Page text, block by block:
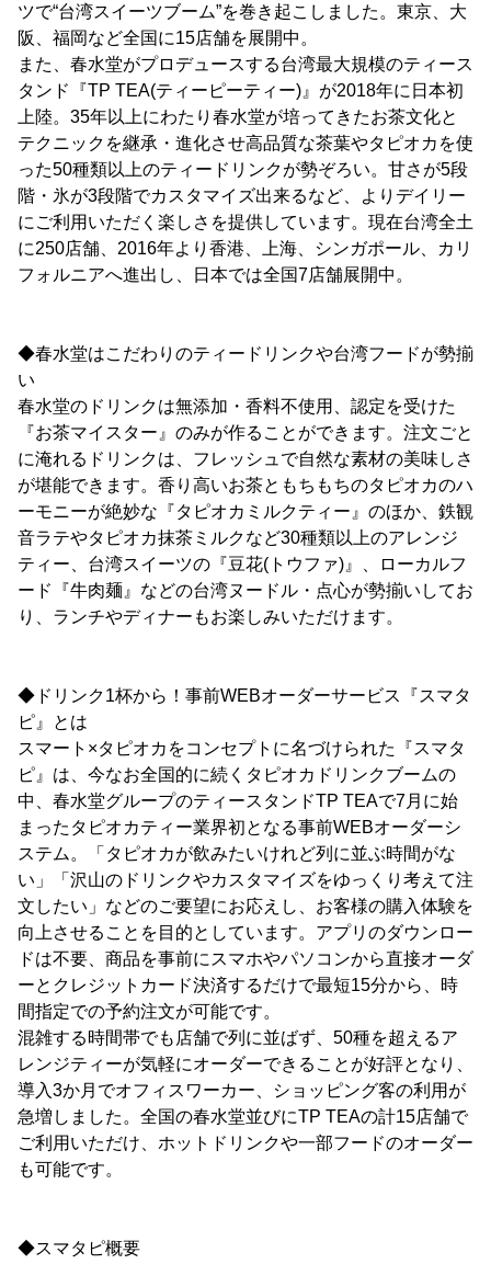
ツで“台湾スイーツブーム”を巻き起こしました。東京、大
阪、福岡など全国に15店舗を展開中。
また、春水堂がプロデュースする台湾最大規模のティース
タンド『TP TEA(ティーピーティー)』が2018年に日本初
上陸。35年以上にわたり春水堂が培ってきたお茶文化と
テクニックを継承・進化させ高品質な茶葉やタピオカを使
った50種類以上のティードリンクが勢ぞろい。甘さが5段
階・氷が3段階でカスタマイズ出来るなど、よりデイリー
にご利用いただく楽しさを提供しています。現在台湾全土
に250店舗、2016年より香港、上海、シンガポール、カリ
フォルニアへ進出し、日本では全国7店舗展開中。
◆春水堂はこだわりのティードリンクや台湾フードが勢揃
い
春水堂のドリンクは無添加・香料不使用、認定を受けた
『お茶マイスター』のみが作ることができます。注文ごと
に淹れるドリンクは、フレッシュで自然な素材の美味しさ
が堪能できます。香り高いお茶ともちもちのタピオカのハ
ーモニーが絶妙な『タピオカミルクティー』のほか、鉄観
音ラテやタピオカ抹茶ミルクなど30種類以上のアレンジ
ティー、台湾スイーツの『豆花(トウファ)』、ローカルフ
ード『牛肉麺』などの台湾ヌードル・点心が勢揃いしてお
り、ランチやディナーもお楽しみいただけます。
◆ドリンク1杯から！事前WEBオーダーサービス『スマタ
ピ』とは
スマート×タピオカをコンセプトに名づけられた『スマタ
ピ』は、今なお全国的に続くタピオカドリンクブームの
中、春水堂グループのティースタンドTP TEAで7月に始
まったタピオカティー業界初となる事前WEBオーダーシ
ステム。「タピオカが飲みたいけれど列に並ぶ時間がな
い」「沢山のドリンクやカスタマイズをゆっくり考えて注
文したい」などのご要望にお応えし、お客様の購入体験を
向上させることを目的としています。アプリのダウンロー
ドは不要、商品を事前にスマホやパソコンから直接オーダ
ーとクレジットカード決済するだけで最短15分から、時
間指定での予約注文が可能です。
混雑する時間帯でも店舗で列に並ばず、50種を超えるア
レンジティーが気軽にオーダーできることが好評となり、
導入3か月でオフィスワーカー、ショッピング客の利用が
急増しました。全国の春水堂並びにTP TEAの計15店舗で
ご利用いただけ、ホットドリンクや一部フードのオーダー
も可能です。
◆スマタピ概要